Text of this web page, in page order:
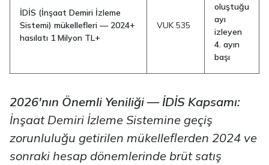
İDİS (İnşaat Demiri İzleme
Sistemi) mükellefleri — 2024+
hasılatı 1 Milyon TL+
VUK 535
oluştuğu
ayı
izleyen
4. ayın
başı
2026'nın Önemli Yeniliği — İDİS Kapsamı:
İnşaat Demiri İzleme Sistemine geçiş
zorunluluğu getirilen mükelleflerden 2024 ve
sonraki hesap dönemlerinde brüt satış